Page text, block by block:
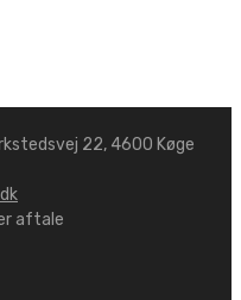
22, 4600 Køge
aftale